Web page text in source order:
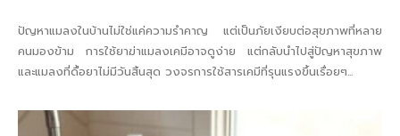
ปัญหาแมลงในบ้านไม่ใช่แค่ความรำคาญ แต่เป็นภัยเงียบต่อสุขภาพที่หลาย
คนมองข้าม การใช้ยาฆ่าแมลงเคมีอาจดูง่าย แต่กลับนำไปสู่ปัญหาสุขภาพ
และแมลงที่ดื้อยาไม่มีวันสิ้นสุด วงจรการใช้สารเคมีที่รุนแรงขึ้นเรื่อยๆ...